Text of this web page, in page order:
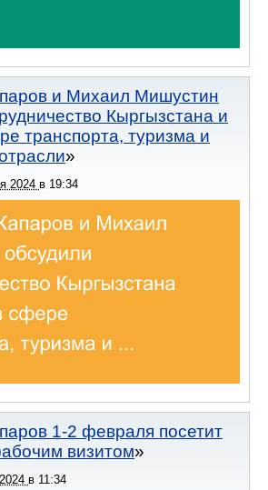
и Михаил Мишустин
Кыргызстана и
транспорта, туризма и
2024 в 19:34
1-2 февраля посетит
визитом
в 11:34